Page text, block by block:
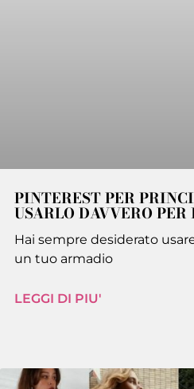
PINTEREST PER
USARLO DAVVERO
Hai sempre desiderato
un tuo armadio
LEGGI DI PIU'